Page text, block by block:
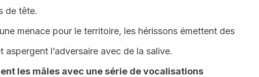
de tête.
menace pour le territoire, les hérissons émettent des
aspergent l’adversaire avec de la salive.
les mâles avec une série de vocalisations